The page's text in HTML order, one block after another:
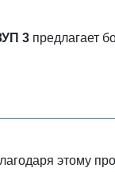
3 предлагает
этому